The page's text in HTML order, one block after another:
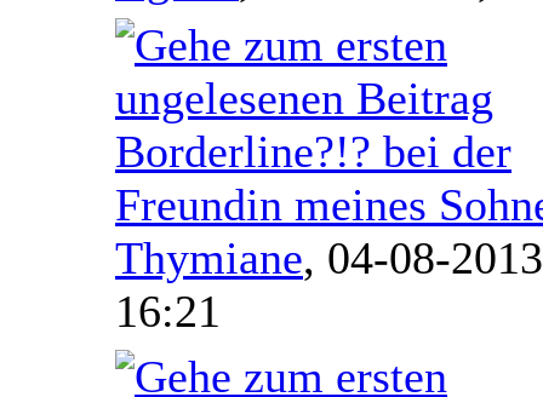
Borderline?!? bei der
Freundin meines
Thymiane, 04-08-
16:21